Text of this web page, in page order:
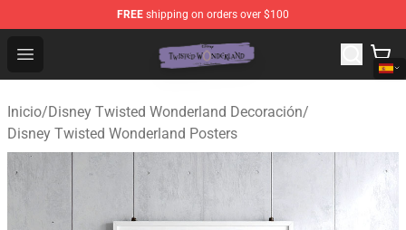
FREE shipping on orders over $100
Open menu
Twisted Wonderland Store - Official Twisted
Inicio/Disney Twisted Wonderland Decoración/
Disney Twisted Wonderland Posters